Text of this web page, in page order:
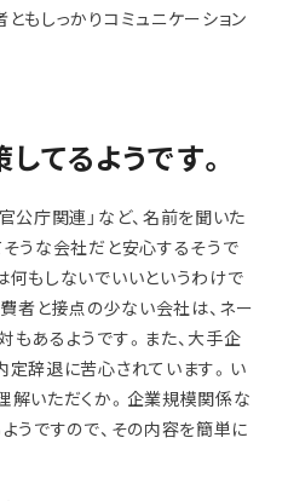
もしっかりコミュニケーション
てるようです。
公庁関連」など、名前を聞いた
そうな会社だと安心するそうで
何もしないでいいというわけで
者と接点の少ない会社は、ネー
もあるようです。また、大手企
定辞退に苦心されています。い
解いただくか。企業規模関係な
うですので、その内容を簡単に